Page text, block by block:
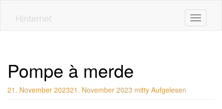
Hinternet Toggle
Pompe à merde
21. November 202321. November 2023 mitty Aufgelesen